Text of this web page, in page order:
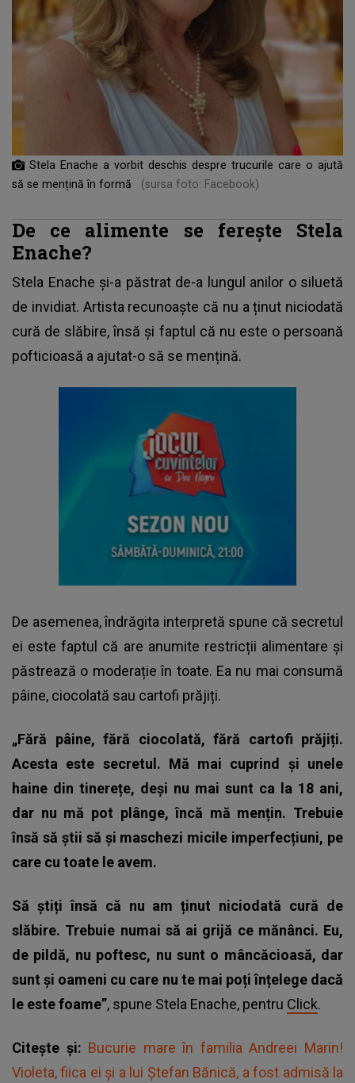
Stela Enache a vorbit deschis despre trucurile care o ajută
să se mențină în formă
(sursa foto: Facebook)
De ce alimente se ferește Stela
Enache?
Stela Enache și-a păstrat de-a lungul anilor o siluetă
de invidiat. Artista recunoaște că nu a ținut niciodată
cură de slăbire, însă și faptul că nu este o persoană
pofticioasă a ajutat-o să se mențină.
De asemenea, îndrăgita interpretă spune că secretul
ei este faptul că are anumite restricții alimentare și
păstrează o moderație în toate. Ea nu mai consumă
pâine, ciocolată sau cartofi prăjiți.
„Fără pâine, fără ciocolată, fără cartofi prăjiți.
Acesta este secretul. Mă mai cuprind și unele
haine din tinerețe, deși nu mai sunt ca la 18 ani,
dar nu mă pot plânge, încă mă mențin. Trebuie
însă să știi să și maschezi micile imperfecțiuni, pe
care cu toate le avem.
Să știți însă că nu am ținut niciodată cură de
slăbire. Trebuie numai să ai grijă ce mănânci. Eu,
de pildă, nu poftesc, nu sunt o mâncăcioasă, dar
sunt și oameni cu care nu te mai poți înțelege dacă
le este foame”, spune Stela Enache, pentru Click.
Citește și: Bucurie mare în familia Andreei Marin!
Violeta, fiica ei și a lui Ștefan Bănică, a fost admisă la